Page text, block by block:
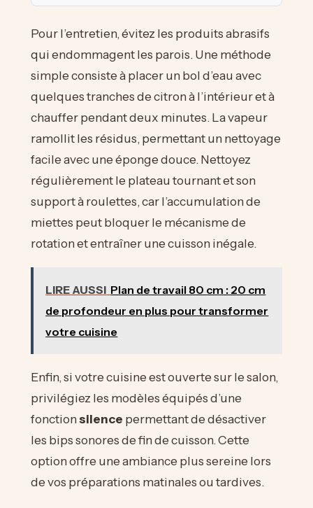
Pour l’entretien, évitez les produits abrasifs
qui endommagent les parois. Une méthode
simple consiste à placer un bol d’eau avec
quelques tranches de citron à l’intérieur et à
chauffer pendant deux minutes. La vapeur
ramollit les résidus, permettant un nettoyage
facile avec une éponge douce. Nettoyez
régulièrement le plateau tournant et son
support à roulettes, car l’accumulation de
miettes peut bloquer le mécanisme de
rotation et entraîner une cuisson inégale.
LIRE AUSSI Plan de travail 80 cm : 20 cm
de profondeur en plus pour transformer
votre cuisine
Enfin, si votre cuisine est ouverte sur le salon,
privilégiez les modèles équipés d’une
fonctionsilence permettant de désactiver
les bips sonores de fin de cuisson. Cette
option offre une ambiance plus sereine lors
de vos préparations matinales ou tardives.